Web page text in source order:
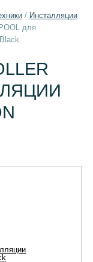
/ Инсталляции
для